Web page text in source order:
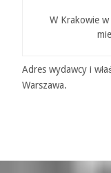
W Krakowie
Adres wydawcy i
Warszawa.